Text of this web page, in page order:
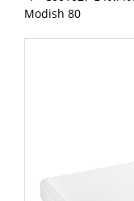
Modish 80